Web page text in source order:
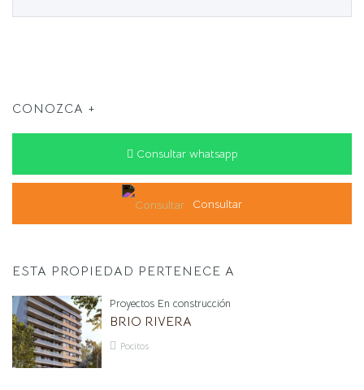
CONOZCA +
Consultar whatsapp
Consultar
ESTA PROPIEDAD PERTENECE A
Proyectos En construcción
BRIO RIVERA
Pocitos